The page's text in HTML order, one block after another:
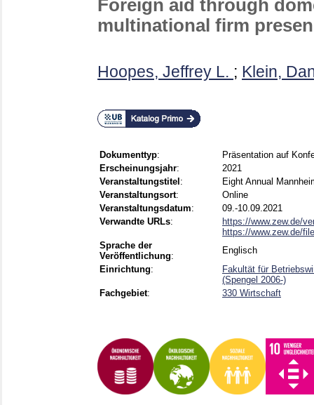
Foreign aid through
multinational firm
Hoopes, Jeffrey L. ; Klein,
Dokumenttyp:
Präsentation auf
Erscheinungsjahr:
2021
Veranstaltungstitel :
Eight Annual
Veranstaltungsort:
Online
Veranstaltungsdatum:
09.-10.09.2021
Verwandte URLs:
https://www.zew.de/
https://www.zew.de/
Sprache der
Veröffentlichung:
Englisch
Einrichtung:
Fakultät für
(Spengel 2006-)
Fachgebiet: 330 Wirtschaft